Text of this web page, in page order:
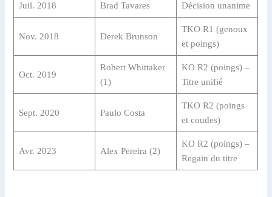
Juil. 2018 Brad Tavares Décision unanime
Nov. 2018 Derek Brunson
TKO R1 (genoux
et poings)
Oct. 2019
Robert Whittaker
(1)
KO R2 (poings) –
Titre unifié
Sept. 2020 Paulo Costa
TKO R2 (poings
et coudes)
Avr. 2023 Alex Pereira (2)
KO R2 (poings) –
Regain du titre